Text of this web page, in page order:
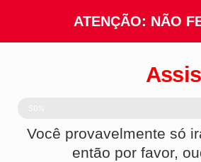
ATENÇÃO: NÃO
Você provavelmente só
então por favor,